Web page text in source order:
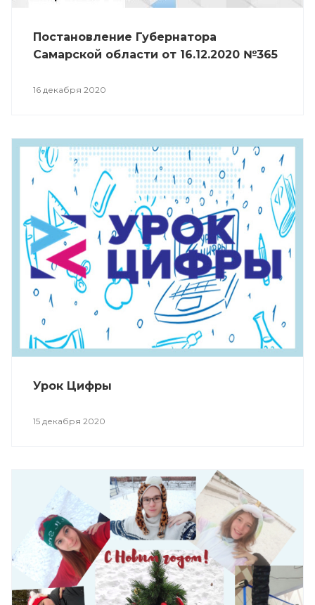
Постановление Губернатора
Самарской области от 16.12.2020 №365
16 декабря 2020
Урок Цифры
15 декабря 2020